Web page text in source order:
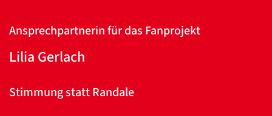
Ansprechpartnerin für das Fanprojekt
Lilia Gerlach
Stimmung statt Randale
Datenschutzerklärung